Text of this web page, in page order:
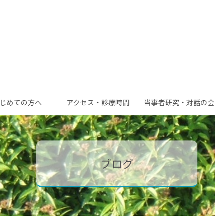
めての方へ アクセス・ 診療時間 当事者研究・ 対話の会
ブログ